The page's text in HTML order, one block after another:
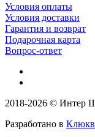
Условия оплаты
Условия доставки
Гарантия и возврат
Подарочная карта
Вопрос-ответ
2018-2026 © Интер
Разработано в